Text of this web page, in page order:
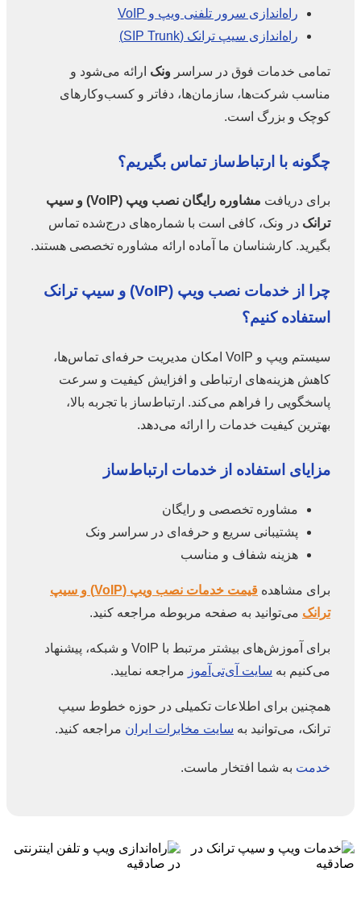
راه‌اندازی سرور تلفنی ویپ و VoIP
راه‌اندازی سیپ ترانک (SIP Trunk)
تمامی خدمات فوق در سراسرونکارائه می‌شود و
مناسب شرکت‌ها، سازمان‌ها، دفاتر و کسب‌وکارهای
کوچک و بزرگ است.
چگونه با ارتباط‌ساز تماس بگیریم؟
برای دریافت
مشاوره رایگان نصب ویپ (VoIP) و سیپ
ترانک در ونک، کافی است با شماره‌های درج‌شده تماس
بگیرید. کارشناسان ما آماده ارائه مشاوره تخصصی هستند.
چرا از خدمات نصب ویپ (VoIP) و سیپ ترانک
استفاده کنیم؟
سیستم ویپ و VoIP امکان مدیریت حرفه‌ای تماس‌ها،
کاهش هزینه‌های ارتباطی و افزایش کیفیت و سرعت
پاسخگویی را فراهم می‌کند. ارتباط‌ساز با تجربه بالا،
بهترین کیفیت خدمات را ارائه می‌دهد.
مزایای استفاده از خدمات ارتباط‌ساز
مشاوره تخصصی و رایگان
پشتیبانی سریع و حرفه‌ای در سراسر ونک
هزینه شفاف و مناسب
برای مشاهده
قیمت خدمات نصب ویپ (VoIP) و سیپ
ترانک می‌توانید به صفحه مربوطه مراجعه کنید.
برای آموزش‌های بیشتر مرتبط با VoIP و شبکه، پیشنهاد
می‌کنیم به سایت آی‌تی‌آموزمراجعه نمایید.
همچنین برای اطلاعات تکمیلی در حوزه خطوط سیپ
ترانک، می‌توانید به سایت مخابرات ایرانمراجعه کنید.
خدمتبه شما افتخار ماست.